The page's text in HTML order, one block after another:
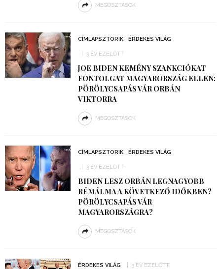
MEGOSZTÁSOK
CÍMLAPSZTORIK ÉRDEKES VILÁG
3 ÉV EZELŐTT
JOE BIDEN KEMÉNY SZANKCIÓKAT
FONTOLGAT MAGYARORSZÁG ELLEN:
PÖRÖLYCSAPÁS VÁR ORBÁN
VIKTORRA
MEGOSZTÁSOK
CÍMLAPSZTORIK ÉRDEKES VILÁG
3 ÉV EZELŐTT
BIDEN LESZ ORBÁN LEGNAGYOBB
RÉMÁLMA A KÖVETKEZŐ IDŐKBEN?
PÖRÖLYCSAPÁS VÁR
MAGYARORSZÁGRA?
MEGOSZTÁSOK
ÉRDEKES VILÁG 3 ÉV EZELŐTT